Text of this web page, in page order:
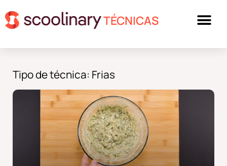
TÉCNICAS
Tipo de técnica: Frias